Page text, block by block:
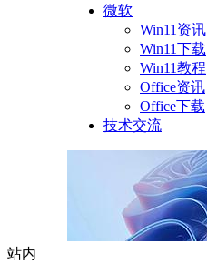
微软
Win11资讯
Win11下载
Win11教程
Office资讯
Office下载
技术交流
站内